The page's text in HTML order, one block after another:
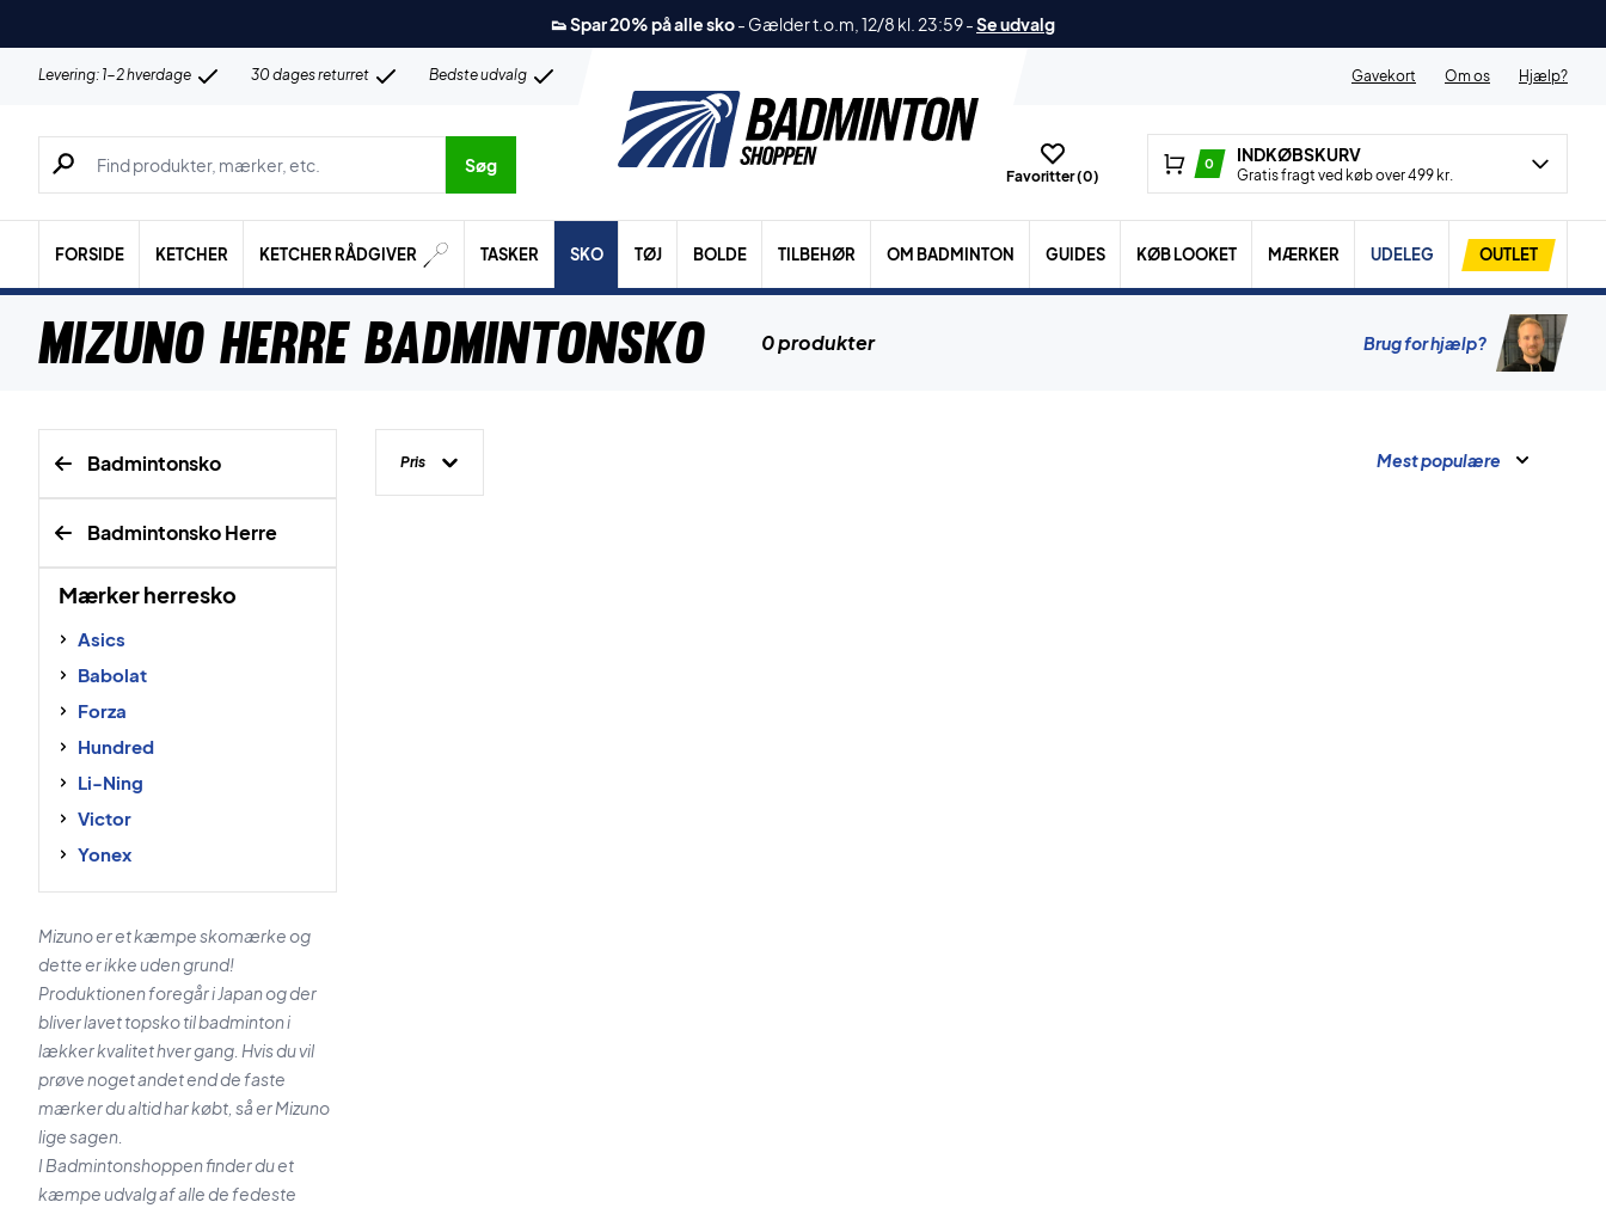
👟 Spar 20% på alle sko- Gælder t.o.m, 12/8 kl. 23:59-Se udvalg
Levering: 1-2 hverdage 30 dages returret Bedste udvalg Gavekort Om os Hjælp?
Søg efter produkter, mærker etc.
Søg
Favoritter (0)
0 INDKØBSKURV
Gratis fragt ved køb over 499 kr.
FORSIDE KETCHER KETCHER RÅDGIVER TASKER SKO TØJ BOLDE TILBEHØR OM BADMINTON GUIDES KØB LOOKET MÆRKER UDELEG OUTLET
Mizuno Herre Badmintonsko 0 produkter Brug for hjælp?
Badmintonsko
Badmintonsko Herre
Mærker herresko
Asics
Babolat
Forza
Hundred
Li-Ning
Victor
Yonex
Mizuno er et kæmpe skomærke og
dette er ikke uden grund!
Produktionen foregår i Japan og der
bliver lavet topsko til badminton i
lækker kvalitet hver gang. Hvis du vil
prøve noget andet end de faste
mærker du altid har købt, så er Mizuno
lige sagen.
I Badmintonshoppen finder du et
kæmpe udvalg af alle de fedeste
Pris Mest populære